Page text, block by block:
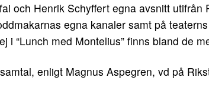
och Henrik Schyffert egna avsnitt utifrån
egna kanaler samt på
i “Lunch med Montelius” finns bland de
enligt Magnus Aspegren, vd på